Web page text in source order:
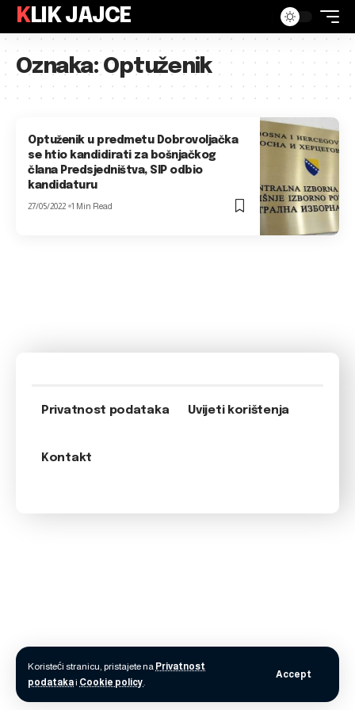
Koristeći stranicu, pristajete na Privatnost
podatakai Cookie policy.
Accept
KLIK JAJCE
Oznaka:Optuženik
Optuženik u predmetu Dobrovoljačka
se htio kandidirati za bošnjačkog
člana Predsjedništva, SIP odbio
kandidaturu
27/05/2022 1 Min Read
Privatnost podataka Uvijeti korištenja
Kontakt